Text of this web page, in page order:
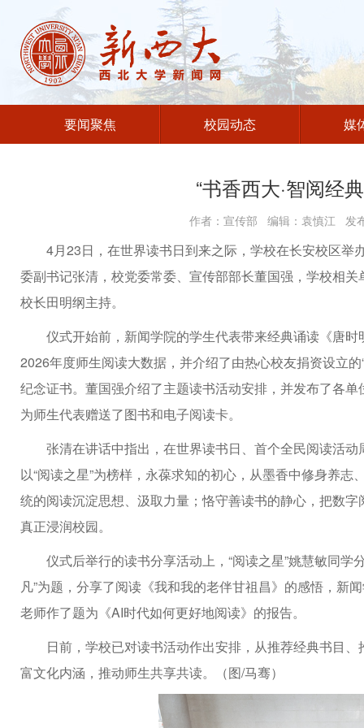
要闻聚焦 校园动态 媒
“书香西大·智阅经
作者：宣传部 编辑：袁慎江
4月23日，在世界读书日到来之际，学校在长安校区举
委副书记张清，校党委常委、宣传部部长董国强，学校相
校长田明纲主持。
仪式开始前，新闻学院的学生代表带来经典诵读《唐
2026年度师生阅读大数据，并介绍了由热心校友捐资设立
纪念证书。董国强介绍了主题读书活动安排，并发布了各
为师生代表赠送了图书和电子阅读卡。
张清在讲话中指出，在世界读书日、首个全民阅读活
以“阅读之星”为榜样，永葆求知的初心，从墨香中修身养
统的阅读沉淀思想、汲取力量；恪守善读书的静心，把数
真正浸润校园。
仪式后举行的读书分享活动上，“阅读之星”姚慧敏同
凡”为题，分享了阅读《我和我的老伴甘祖昌》的感悟，新
老师作了题为《AI时代如何更好地阅读》的报告。
日前，学校已对读书活动作出安排，从推荐经典书目
富文化内涵，推动师生共享共读。（图/马骞）